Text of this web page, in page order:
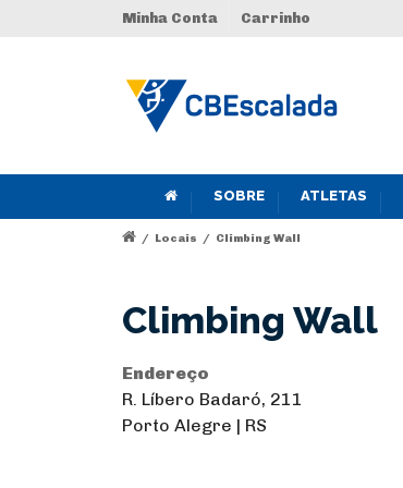
Minha Conta Carrinho
SOBRE ATLETAS
/ Locais / Climbing Wall
Climbing Wall
Endereço
R. Líbero Badaró, 211
Porto Alegre | RS